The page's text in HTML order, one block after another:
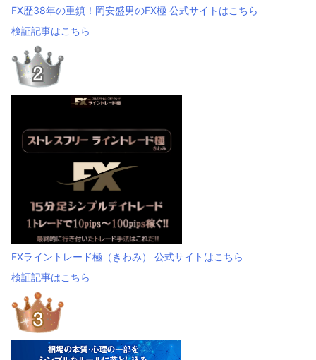
FX歴38年の重鎮！岡安盛男のFX極 公式サイトはこちら
検証記事はこちら
FXライントレード極（きわみ） 公式サイトはこちら
検証記事はこちら